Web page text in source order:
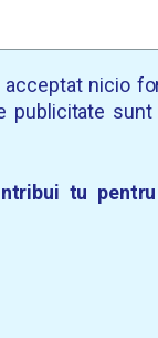
nicio
publicitate
tu pentru